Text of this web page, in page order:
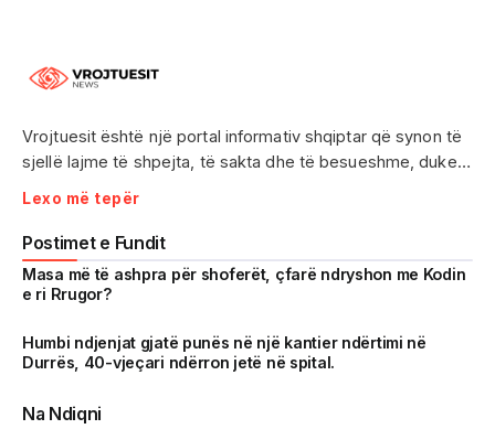
Vrojtuesit është një portal informativ shqiptar që synon të
sjellë lajme të shpejta, të sakta dhe të besueshme, duke
treguar realitetin pa çensurë. Fokus i punës sonë janë
ngjarjet e aktualitetit, problematikat sociale, denoncimet
qytetare dhe zhvillimet që prekin drejtpërdrejt jetën e
përditshme të shqiptarëve.
arritura në një kohë shumë të shkurtër, Vrojtuesit është
kthyer në një zë të fortë informimi dhe një pasqyrë reale të
Lexo më tepër
Postimet e Fundit
Masa më të ashpra për shoferët, çfarë ndryshon me Kodin
e ri Rrugor?
Humbi ndjenjat gjatë punës në një kantier ndërtimi në
Durrës, 40-vjeçari ndërron jetë në spital.
Na Ndiqni